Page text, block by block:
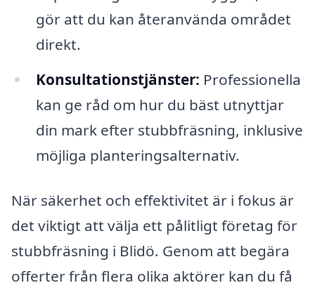
gör att du kan återanvända området
direkt.
Konsultationstjänster: Professionella
kan ge råd om hur du bäst utnyttjar
din mark efter stubbfräsning, inklusive
möjliga planteringsalternativ.
När säkerhet och effektivitet är i fokus är
det viktigt att välja ett pålitligt företag för
stubbfräsning i Blidö. Genom att begära
offerter från flera olika aktörer kan du få